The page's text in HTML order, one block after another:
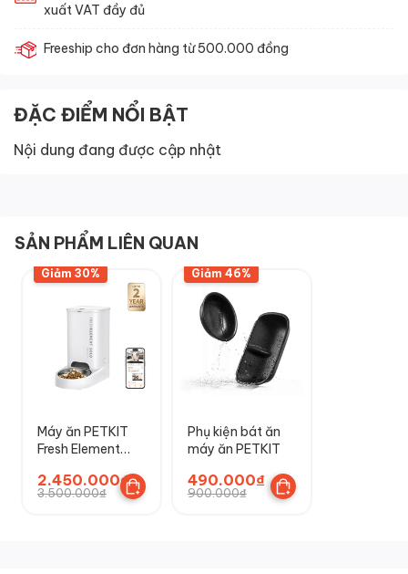
xuất VAT đầy đủ
Freeship cho đơn hàng từ 500.000 đồng
ĐẶC ĐIỂM NỔI BẬT
Nội dung đang được cập nhật
SẢN PHẨM LIÊN QUAN
Giảm 30%
Máy ăn PETKIT
Fresh Element
cưng - Không
Camera
2.450.000₫
3.500.000₫
Giảm 46%
Phụ kiện bát ăn
máy ăn PETKIT
490.000₫
900.000₫